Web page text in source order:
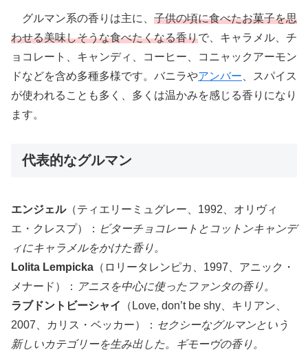
グルマン系の香りは主に、 子供の頃に食べたお菓子を思
わせる美味しそうな食べたくなる香りで、キャラメル、チ
ョコレート、キャンディ、コーヒー、コニャックアーモン
ドなどを含め多種多様です。バニラやアンバー 、スパイス
が使われることも多く、多くは温かみを感じる香りになり
ます。
代表的なグルマン
エンジェル（ティエリーミュグレー、1992、オリヴィ
エ・クレスプ）： ビターチョコレートとコットンキャンデ
ィにキャラメルをかけた香り。
Lolita Lempicka （ロリータレンピカ、1997、アニック・
メナード）：
アニスを中心に使ったファンタの香り。
ラブドントビーシャイ
（Love, don’t be shy、キリアン、
2007、カリス・ベッカー）： セクシーなグルマンという
新しいカテゴリーを生み出した。ギモーヴの香り。